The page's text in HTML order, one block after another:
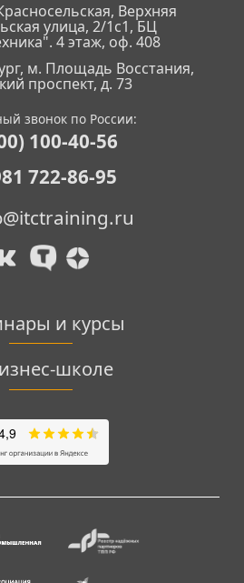
Верхняя
улица, 2/1с1, БЦ
4 этаж, оф. 408
м. Площадь Восстания,
проспект, д. 73
звонок по России:
100-40-56
722-86-95
и курсы
школе